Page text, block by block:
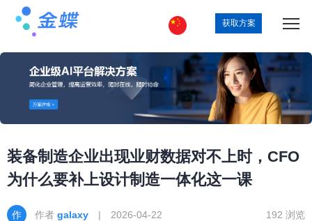
获取方案
装备制造企业出现业财数据对不上时，CFO
为什么要补上设计制造一体化这一课
作者 galaxy | 2026-04-22 192 浏览